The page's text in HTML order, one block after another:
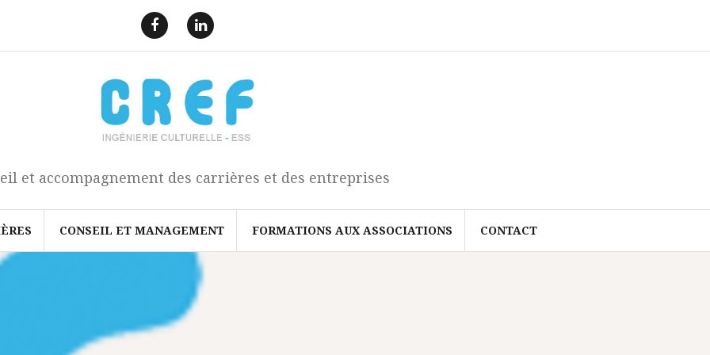
a
c
b
o
k
i
k
e
d
I
n
et accompagnement des carrières et des entreprises
CONSEIL ET MANAGEMENT FORMATIONS AUX ASSOCIATIONS CONTACT